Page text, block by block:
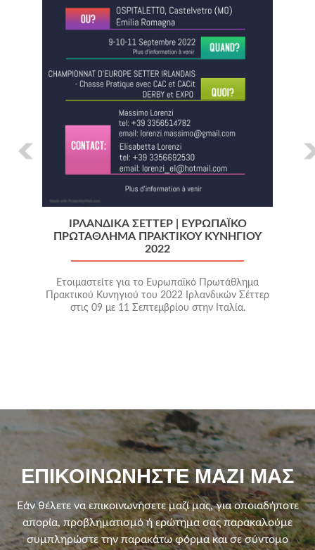
ΙΡΛΑΝΔΙΚΆ ΣΈΤΤΕΡ | ΕΥΡΩΠΑΪΚΌ
ΠΡΩΤΆΘΛΗΜΑ ΠΡΑΚΤΙΚΟΎ ΚΥΝΗΓΙΟΎ
2022
Ετοιμαστείτε για το Ευρωπαϊκό Πρωτάθλημα
Πρακτικού Κυνηγιού του 2022 Ιρλανδικών Σέττερ
στις 09 με 11 Σεπτεμβρίου στην Ιταλία.
ΕΠΙΚΟΙΝΩΝΉΣΤΕ ΜΑΖΊ ΜΑΣ
Εάν θέλετε να επικοινωνήσετε μαζί μας, για οποιαδήποτε
απορία, προβληματισμό ή ερώτημα σας παρακαλούμε
συμπληρώστε την παρακάτω φόρμα και σε σύντομο